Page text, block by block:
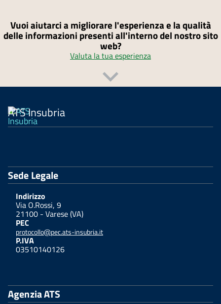
Vuoi aiutarci a migliorare l'esperienza e la qualità
delle informazioni presenti all'interno del nostro sito
web?
Valuta la tua esperienza
ATS Insubria
Sede Legale
Indirizzo
Via O.Rossi, 9
21100 - Varese (VA)
PEC
protocollo@pec.ats-insubria.it
P.IVA
03510140126
Agenzia ATS